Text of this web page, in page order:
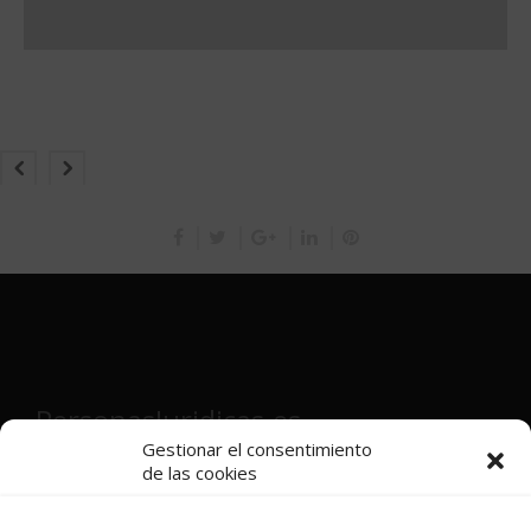
Gestionar el consentimiento
de las cookies
PersonasJuridicas.es
Director y fundador: